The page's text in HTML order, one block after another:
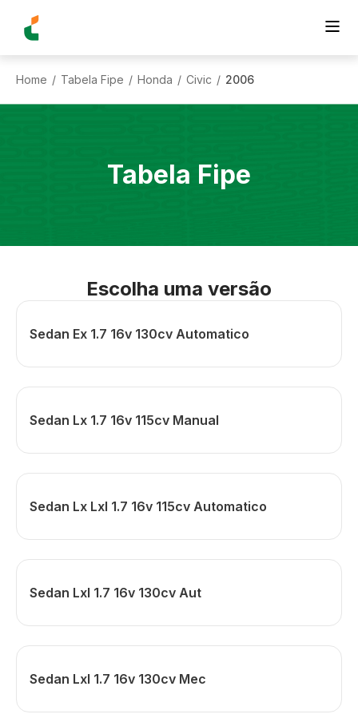
Home / Tabela Fipe / Honda / Civic / 2006
Tabela Fipe
Escolha uma versão
Sedan Ex 1.7 16v 130cv Automatico
Sedan Lx 1.7 16v 115cv Manual
Sedan Lx Lxl 1.7 16v 115cv Automatico
Sedan Lxl 1.7 16v 130cv Aut
Sedan Lxl 1.7 16v 130cv Mec